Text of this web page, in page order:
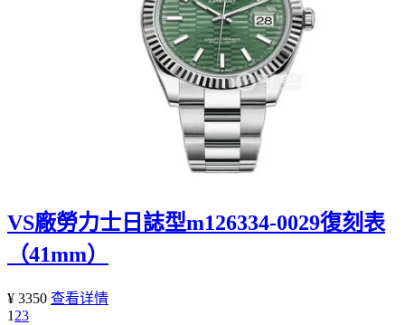
VS廠勞力士日誌型m126334-0029復刻表
（41mm）
¥ 3350 查看详情
1 23